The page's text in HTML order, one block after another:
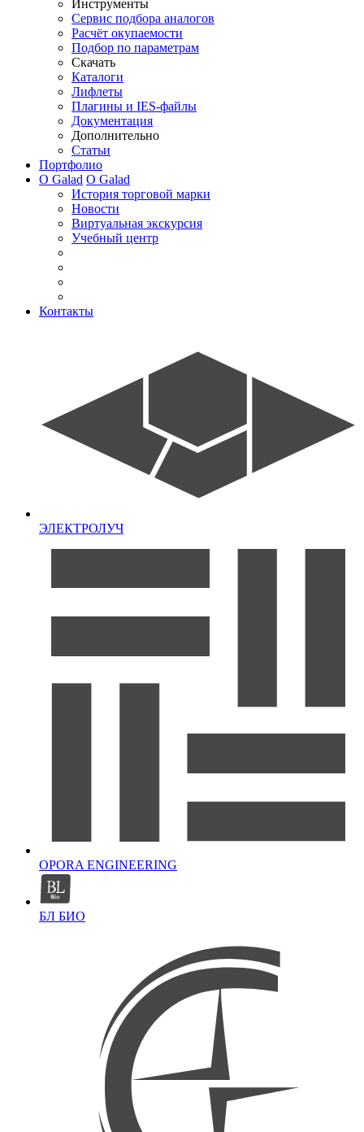
Инструменты
Сервис подбора аналогов
Расчёт окупаемости
Подбор по параметрам
Скачать
Каталоги
Лифлеты
Плагины и IES-файлы
Документация
Дополнительно
Статьи
Портфолио
О Galad О Galad
История торговой марки
Новости
Виртуальная экскурсия
Учебный центр
Контакты
ЭЛЕКТРОЛУЧ
OPORA ENGINEERING
БЛ БИО